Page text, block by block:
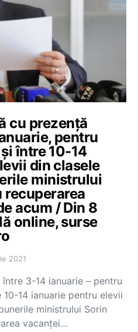
cu prezență
pentru
între 10-14
din clasele
ministrului
recuperarea
acum / Din 8
online, surse
2021
3-14 ianuarie – pentru
14 ianuarie pentru elevii
ministrului Sorin
vacanței…